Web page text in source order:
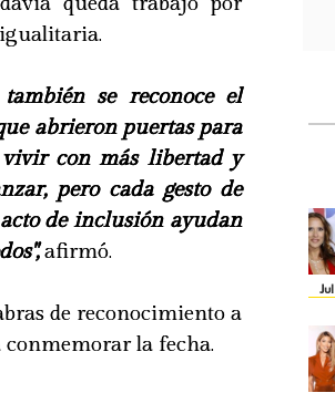
se reconoce el
abrieron puertas para
vivir con más libertad y
pero cada gesto de
de inclusión ayudan
afirmó.
de reconocimiento a
la fecha.